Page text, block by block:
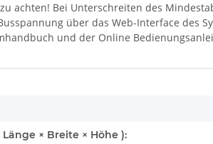
achten! Bei Unterschreiten des
über das Web-Interface des
und der Online
× Breite × Höhe ):